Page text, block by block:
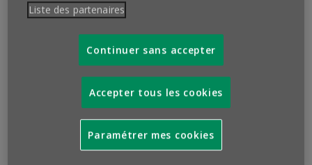
Perception de la dématérialisation des moyens
75% des Français considèrent la
dématérialisation des moyens de paiement
commeune bonne chose.Pour une majorité
(56%), leur émergence est perçue comme
évolution choisie et non subie.
Des bénéfices largement appréciés : aspect
Liste des partenaires
Continuer sans accepter
Accepter tous les cookies
Paramétrer mes cookies